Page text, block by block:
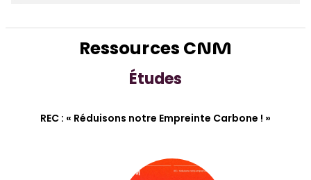
Ressources CNM
Études
REC : « Réduisons notre Empreinte Carbone ! »